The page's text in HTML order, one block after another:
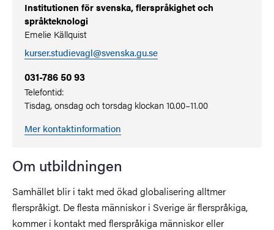
Institutionen för svenska, flerspråkighet och
språkteknologi
Emelie Källquist
kurser.studievagl@svenska.gu.se
031-786 50 93
Telefontid:
Tisdag, onsdag och torsdag klockan 10.00–11.00
Mer kontaktinformation
Om utbildningen
Samhället blir i takt med ökad globalisering alltmer
flerspråkigt. De flesta människor i Sverige är flerspråkiga,
kommer i kontakt med flerspråkiga människor eller